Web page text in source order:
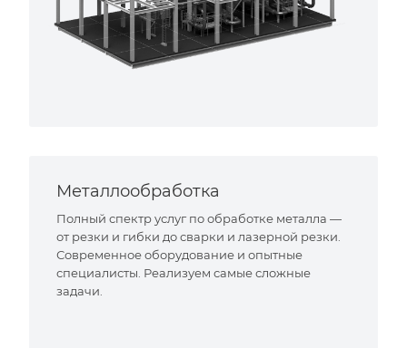
Металлообработка
Полный спектр услуг по обработке металла —
от резки и гибки до сварки и лазерной резки.
Современное оборудование и опытные
специалисты. Реализуем самые сложные
задачи.